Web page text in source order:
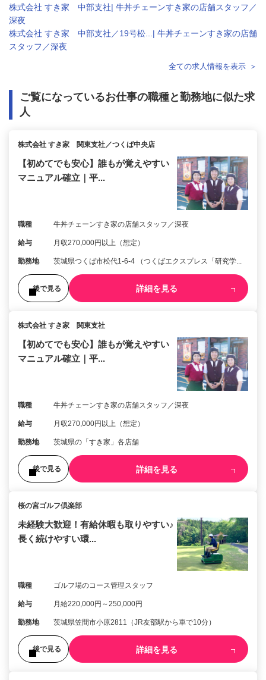
株式会社 すき家 中部支社| 牛丼チェーンすき家の店舗スタッフ／
深夜
株式会社 すき家 中部支社／19号松...| 牛丼チェーンすき家の店舗
スタッフ／深夜
全ての求人情報を表示
ご覧になっているお仕事の職種と勤務地に似た求
人
株式会社 すき家 関東支社／つくば中央店
【初めてでも安心】誰もが覚えやすい
マニュアル確立｜平...
職種 牛丼チェーンすき家の店舗スタッフ／深夜
給与 月収270,000円以上（想定）
勤務地 茨城県つくば市松代1-6-4 （つくばエクスプレス「研究学...
後で見る 詳細を見る
株式会社 すき家 関東支社
【初めてでも安心】誰もが覚えやすい
マニュアル確立｜平...
職種 牛丼チェーンすき家の店舗スタッフ／深夜
給与 月収270,000円以上（想定）
勤務地 茨城県の「すき家」各店舗
後で見る 詳細を見る
桜の宮ゴルフ倶楽部
未経験大歓迎！有給休暇も取りやすい♪
長く続けやすい環...
職種 ゴルフ場のコース管理スタッフ
給与 月給220,000円～250,000円
勤務地 茨城県笠間市小原2811（JR友部駅から車で10分）
後で見る 詳細を見る